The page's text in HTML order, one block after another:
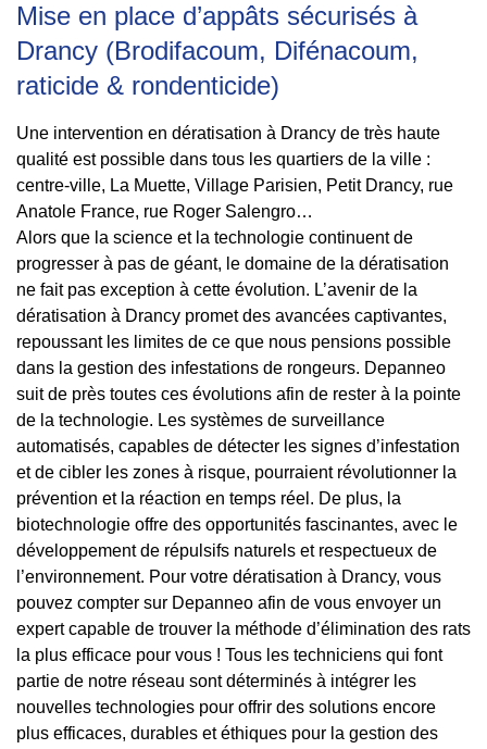
Mise en place d’appâts sécurisés à
Drancy (Brodifacoum, Difénacoum,
raticide & rondenticide)
Une intervention en dératisation à Drancy de très haute
qualité est possible dans tous les quartiers de la ville :
centre-ville, La Muette, Village Parisien, Petit Drancy, rue
Anatole France, rue Roger Salengro…
Alors que la science et la technologie continuent de
progresser à pas de géant, le domaine de la dératisation
ne fait pas exception à cette évolution. L’avenir de la
dératisation à Drancy promet des avancées captivantes,
repoussant les limites de ce que nous pensions possible
dans la gestion des infestations de rongeurs. Depanneo
suit de près toutes ces évolutions afin de rester à la pointe
de la technologie. Les systèmes de surveillance
automatisés, capables de détecter les signes d’infestation
et de cibler les zones à risque, pourraient révolutionner la
prévention et la réaction en temps réel. De plus, la
biotechnologie offre des opportunités fascinantes, avec le
développement de répulsifs naturels et respectueux de
l’environnement. Pour votre dératisation à Drancy, vous
pouvez compter sur Depanneo afin de vous envoyer un
expert capable de trouver la méthode d’élimination des rats
la plus efficace pour vous ! Tous les techniciens qui font
partie de notre réseau sont déterminés à intégrer les
nouvelles technologies pour offrir des solutions encore
plus efficaces, durables et éthiques pour la gestion des